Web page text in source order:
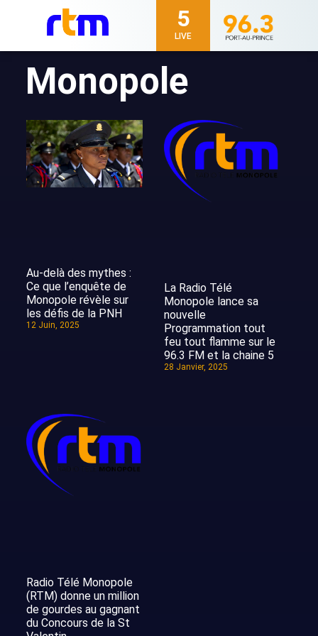
5
LIVE
Monopole
Au-delà des mythes :
Ce que l’enquête de
Monopole révèle sur
les défis de la PNH
12 Juin, 2025
La Radio Télé
Monopole lance sa
nouvelle
Programmation tout
feu tout flamme sur le
96.3 FM et la chaine 5
28 Janvier, 2025
Radio Télé Monopole
(RTM) donne un million
de gourdes au gagnant
du Concours de la St